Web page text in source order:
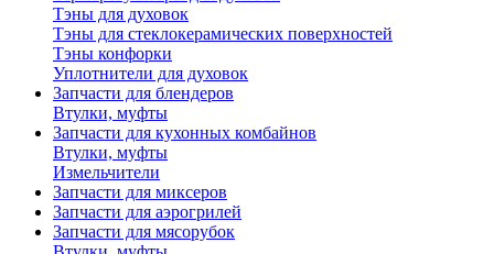
Тэны для духовок
Тэны для стеклокерамических поверхностей
Тэны конфорки
Уплотнители для духовок
Запчасти для блендеров
Втулки, муфты
Запчасти для кухонных комбайнов
Втулки, муфты
Измельчители
Запчасти для миксеров
Запчасти для аэрогрилей
Запчасти для мясорубок